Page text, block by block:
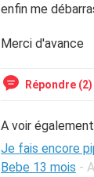
enfin me
Merci d'avance
Répondre (2)
A voir
Je fais encore
Bebe 13 mois -